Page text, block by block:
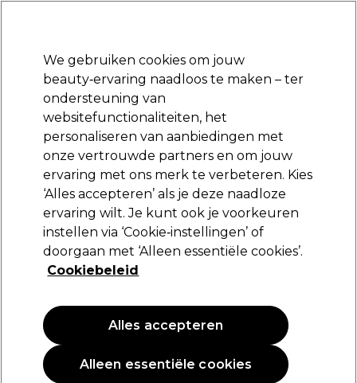
Aanmelden
Merken Deals Haar Elektra
Volgende dag geleverd*
Na verzending, maandag t/m vrijdag
L.C.P Professionnel Paris
L.C.P Professionnel Paris Cocooning Zachte
scrubcreme. 200ml
(0
We gebruiken cookies om jouw
beauty‑ervaring naadloos te maken – ter
ondersteuning van
websitefunctionaliteiten, het
personaliseren van aanbiedingen met
onze vertrouwde partners en om jouw
ervaring met ons merk te verbeteren. Kies
‘Alles accepteren’ als je deze naadloze
ervaring wilt. Je kunt ook je voorkeuren
instellen via ‘Cookie‑instellingen’ of
doorgaan met ‘Alleen essentiële cookies’.
Cookiebeleid
Alleen essentiële cookies
Alles accepteren